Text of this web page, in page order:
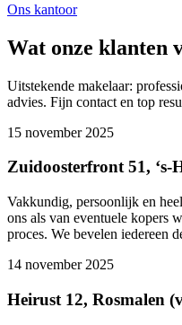
Ons kantoor
Wat onze klanten
Uitstekende makelaar:
advies. Fijn contact en top
15 november 2025
Zuidoosterfront 51, ‘s-
Vakkundig, persoonlijk en
ons als van eventuele kopers
proces. We bevelen iedereen
14 november 2025
Heirust 12, Rosmalen